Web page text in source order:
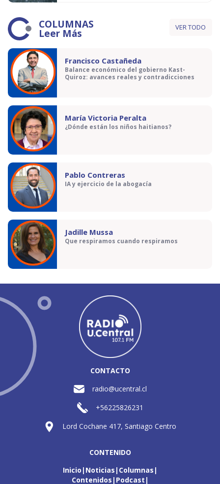
COLUMNAS
Leer Más VER TODO
Francisco Castañeda
Balance económico del gobierno Kast-
Quiroz: avances reales y contradicciones
María Victoria Peralta
¿Dónde están los niños haitianos?
Pablo Contreras
IA y ejercicio de la abogacía
Jadille Mussa
Que respiramos cuando respiramos
CONTACTO
radio@ucentral.cl
+56225826231
Lord Cochane 417, Santiago Centro
CONTENIDO
Inicio Noticias Columnas
Contenidos Podcast